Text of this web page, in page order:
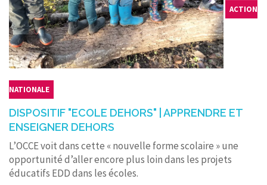
ACTION
NATIONALE
DISPOSITIF "ECOLE DEHORS" | APPRENDRE ET
ENSEIGNER DEHORS
L’OCCE voit dans cette « nouvelle forme scolaire » une
opportunité d’aller encore plus loin dans les projets
éducatifs EDD dans les écoles.